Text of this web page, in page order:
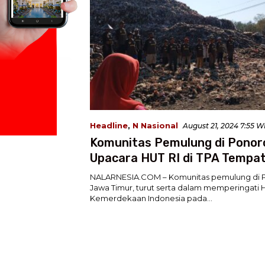
Headline, N Nasional August 21, 2024 7:55
Komunitas Pemulung di
Upacara HUT RI di TPA
Bekerja
NALARNESIA.COM – Komunitas pemulung di
Jawa Timur, turut serta dalam memperingati
Kemerdekaan Indonesia pada…